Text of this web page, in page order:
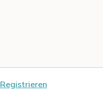
Registrieren